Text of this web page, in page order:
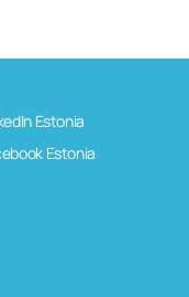
Estonia
Estonia